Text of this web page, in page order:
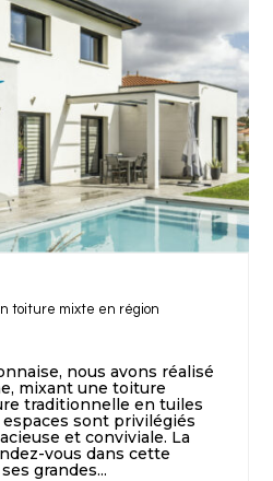
toiture mixte en région
nous avons réalisé
mixant une toiture
traditionnelle en tuiles
sont privilégiés
et conviviale. La
vous dans cette
grandes...